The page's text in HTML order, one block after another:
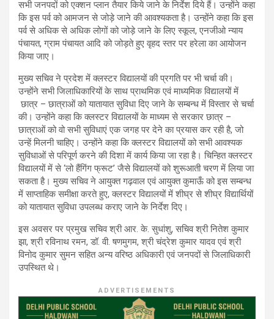
सभी जनपदों को एक्शन प्लान तैयार किये जाने के निर्देश दिये हैं। उन्होंने कहा
कि इस पर्व को आमजन से जोड़े जाने की आवश्यकता है। उन्होंने कहा कि इस
पर्व से अधिक से अधिक लोगों को जोड़े जाने के लिए स्कूल, एनजीओ न्याय
पंचायत, ग्राम पंचायत आदि को जोड़ते हुए वृहद स्तर पर हरेला का आयोजन
किया जाए।
मुख्य सचिव ने प्रदेश में क्लस्टर विद्यालयों की प्रगति पर भी चर्चा की।
उन्होंने सभी जिलाधिकारियों के साथ प्राथमिक एवं माध्यमिक विद्यालयों में
छात्र – छात्राओं को यातायात सुविधा दिए जाने के सम्बन्ध में विस्तार से चर्चा
की। उन्होंने कहा कि क्लस्टर विद्यालयों के माध्यम से सरकार छात्र –
छात्राओं को वो सभी सुविधाएं एक जगह पर देने का प्रयास कर रही है, जो
उन्हें मिलनी चाहिए। उन्होंने कहा कि क्लस्टर विद्यालयों को सभी आवश्यक
सुविधाओं से परिपूर्ण करने की दिशा में कार्य किया जा रहा है। चिन्हित क्लस्टर
विद्यालयों में से ‘लो हैंगिंग फ्रूट’ जैसे विद्यालयों को शुरूआती चरण में लिया जा
सकता है। मुख्य सचिव ने आयुक्त गढ़वाल एवं आयुक्त कुमाऊँ को इस सम्बन्ध
में साप्ताहिक समीक्षा करते हुए, क्लस्टर विद्यालयों में शीघ्र से शीघ्र विद्यार्थियों
को यातायात सुविधा उपलब्ध कराए जाने के निर्देश दिए।
इस अवसर पर प्रमुख सचिव श्री आर. के. सुधांशु, सचिव श्री नितेश कुमार
झा, श्री रविनाथ रमन, डॉ. वी. षणमुगम, श्री चंद्रेश कुमार यादव एवं श्री
विनोद कुमार सुमन सहित अन्य वरिष्ठ अधिकारी एवं जनपदों से जिलाधिकारी
उपस्थित थे।
ADVERTISEMENTS